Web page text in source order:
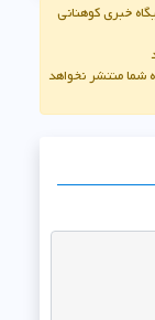
خبری کوهنانی
شما منتشر نخواهد